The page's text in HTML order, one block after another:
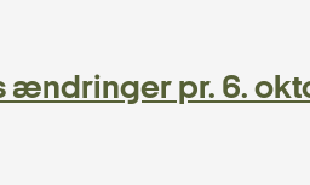
ændringer pr. 6.